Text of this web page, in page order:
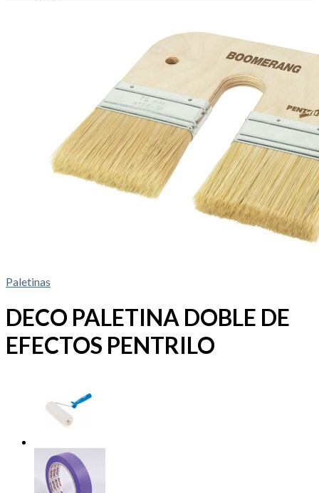
Paletinas
DECO PALETINA DOBLE DE
EFECTOS PENTRILO